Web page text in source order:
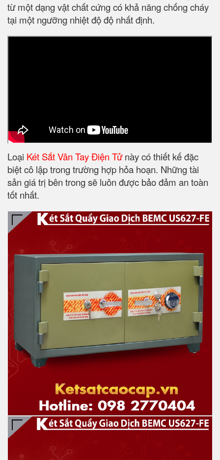
từ một dạng vật chất cứng có khả năng chống cháy
tại một ngưỡng nhiệt độ độ nhất định.
Loại Két Sắt Vân Tay Điện Tử này có thiết kế đặc
biệt cô lập trong trường hợp hỏa hoạn. Những tài
sản giá trị bên trong sẽ luôn được bảo đảm an toàn
tốt nhất.